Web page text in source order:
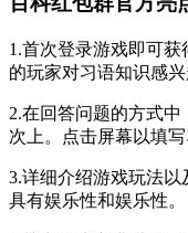
1.首次登录游戏即可获
的玩家对习语知识感兴
2.在回答问题的方式
次上。点击屏幕以填写
3.详细介绍游戏玩法
具有娱乐性和娱乐性。